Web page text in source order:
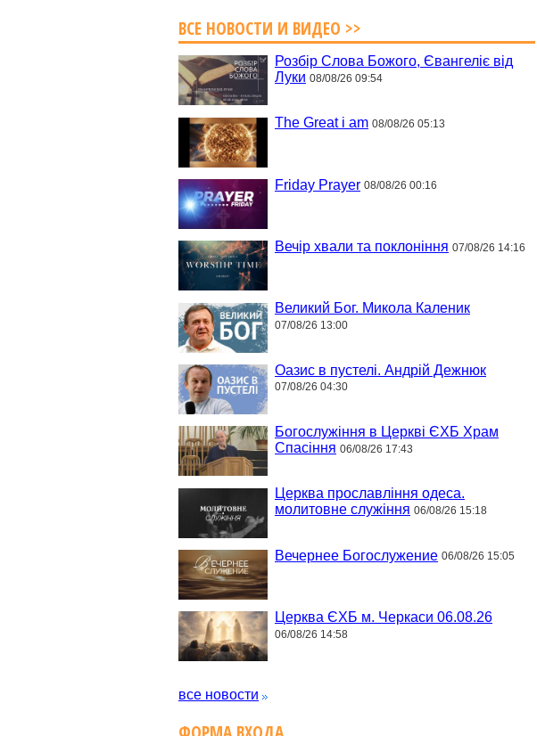
ВСЕ НОВОСТИ И ВИДЕО >>
Розбір Слова Божого, Євангеліє від
Луки 08/08/26 09:54
The Great i am 08/08/26 05:13
Friday Prayer 08/08/26 00:16
Вечір хвали та поклоніння 07/08/26 14:16
Великий Бог. Микола Каленик
07/08/26 13:00
Оазис в пустелі. Андрій Дежнюк
07/08/26 04:30
Богослужіння в Церкві ЄХБ Храм
Спасіння 06/08/26 17:43
Церква прославління одеса.
молитовне служіння 06/08/26 15:18
Вечернее Богослужение 06/08/26 15:05
Церква ЄХБ м. Черкаси 06.08.26
06/08/26 14:58
все новости